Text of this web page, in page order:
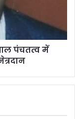
पंचतत्व में